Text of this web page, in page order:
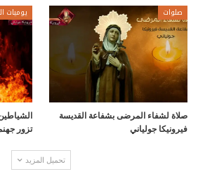
صلوات
صلاة لشفاء المرضى بشفاعة القديسة
فيرونيكا جولياني
تزور
تحميل المزيد